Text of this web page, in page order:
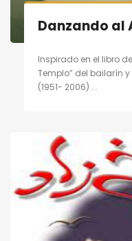
Inspirado en el libro
Templo” del bailarín
(1951- 2006) ...